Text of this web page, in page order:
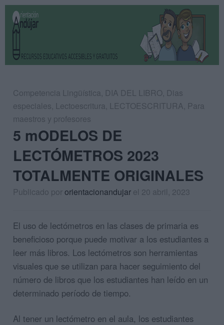
Competencia Lingüística, DIA DEL LIBRO, Dias
especiales, Lectoescritura, LECTOESCRITURA, Para
maestros y profesores
5 mODELOS DE
LECTÓMETROS 2023
TOTALMENTE ORIGINALES
Publicado pororientacionandujar el 20 abril, 2023
El uso de lectómetros en las clases de primaria es
beneficioso porque puede motivar a los estudiantes a
leer más libros. Los lectómetros son herramientas
visuales que se utilizan para hacer seguimiento del
número de libros que los estudiantes han leído en un
determinado período de tiempo.
Al tener un lectómetro en el aula, los estudiantes